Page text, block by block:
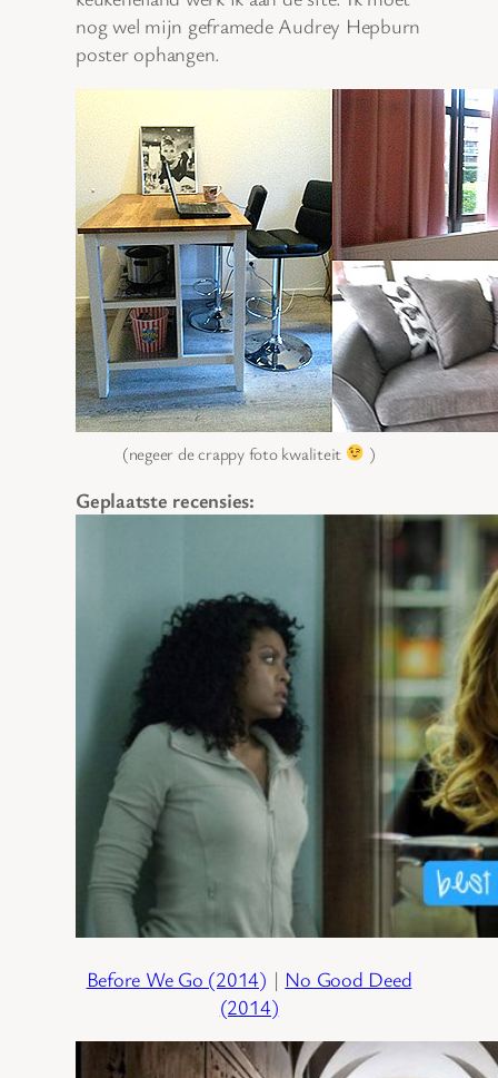
nog wel mijn geframede Audrey Hepburn
poster ophangen.
(negeer de crappy foto kwaliteit )
Geplaatste recensies:
Before We Go (2014) | No Good Deed
(2014)